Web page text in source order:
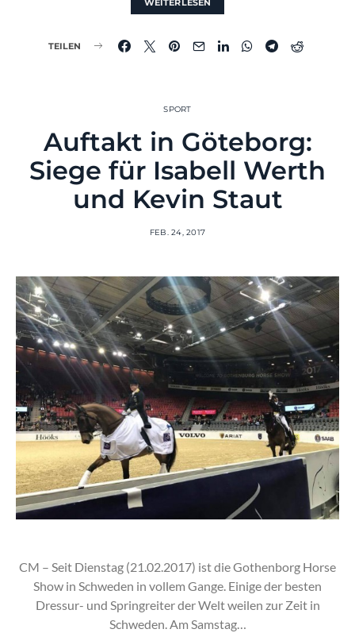
TEILEN
SPORT
Auftakt in Göteborg:
Siege für Isabell Werth
und Kevin Staut
FEB. 24, 2017
CM – Seit Dienstag (21.02.2017) ist die Gothenborg Horse
Show in Schweden in vollem Gange. Einige der besten
Dressur- und Springreiter der Welt weilen zur Zeit in
Schweden. Am Samstag…